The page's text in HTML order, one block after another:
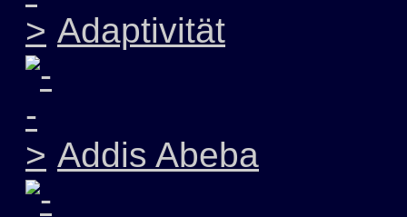
Adaptivität
Addis Abeba